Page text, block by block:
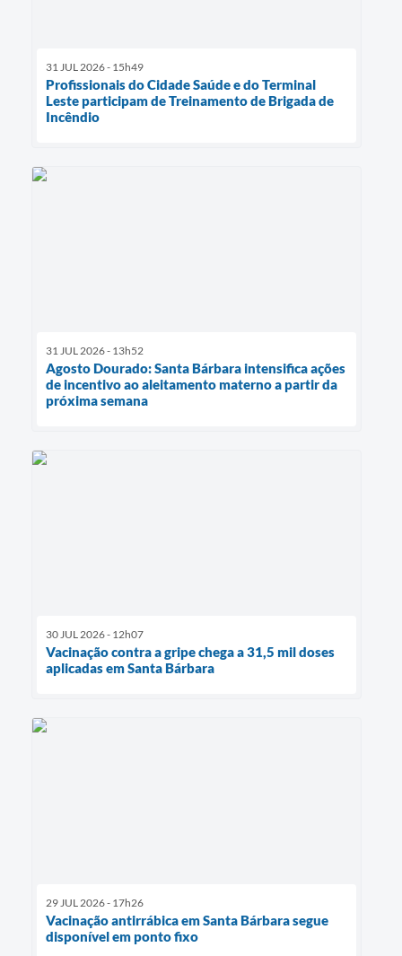
31 JUL 2026 - 15h49
Profissionais do Cidade Saúde e do Terminal
Leste participam de Treinamento de Brigada de
Incêndio
31 JUL 2026 - 13h52
Agosto Dourado: Santa Bárbara intensifica ações
de incentivo ao aleitamento materno a partir da
próxima semana
30 JUL 2026 - 12h07
Vacinação contra a gripe chega a 31,5 mil doses
aplicadas em Santa Bárbara
29 JUL 2026 - 17h26
Vacinação antirrábica em Santa Bárbara segue
disponível em ponto fixo